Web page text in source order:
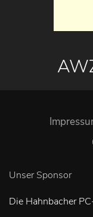
Unser Sponsor
Die Hahnbacher